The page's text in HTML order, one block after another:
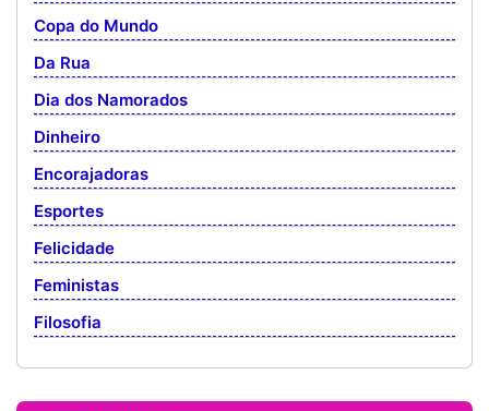
Copa do Mundo
Da Rua
Dia dos Namorados
Dinheiro
Encorajadoras
Esportes
Felicidade
Feministas
Filosofia